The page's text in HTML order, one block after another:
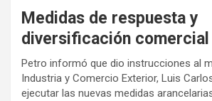
Medidas de respuesta y
diversificación comercial
Petro informó que dio instrucciones al
Industria y Comercio Exterior, Luis
ejecutar las nuevas medidas